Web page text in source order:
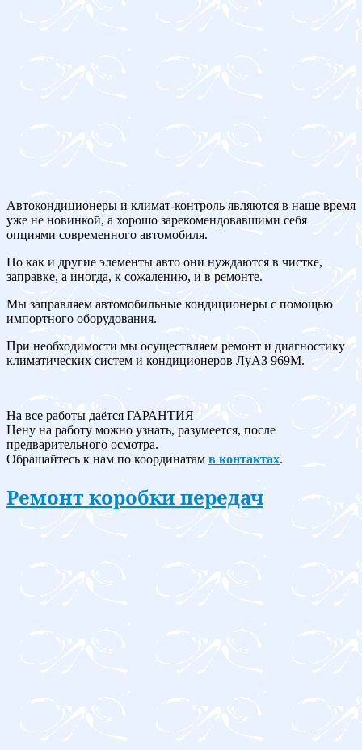
Автокондиционеры и климат-контроль являются в наше время
уже не новинкой, а хорошо зарекомендовавшими себя
опциями современного автомобиля.
Но как и другие элементы авто они нуждаются в чистке,
заправке, а иногда, к сожалению, и в ремонте.
Мы заправляем автомобильные кондиционеры с помощью
импортного оборудования.
При необходимости мы осуществляем ремонт и диагностику
климатических систем и кондиционеров ЛуАЗ 969M.
На все работы даётся ГАРАНТИЯ
Цену на работу можно узнать, разумеется, после
предварительного осмотра.
Обращайтесь к нам по координатам в контактах.
Ремонт коробки передач